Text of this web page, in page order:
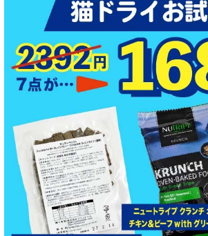
特集 エアドライフード
特殊製法のドッグフード
特殊製法のキャットフード
全年齢対応 フード for DOG
パピー用 フード for DOG
成犬用 フード for DOG